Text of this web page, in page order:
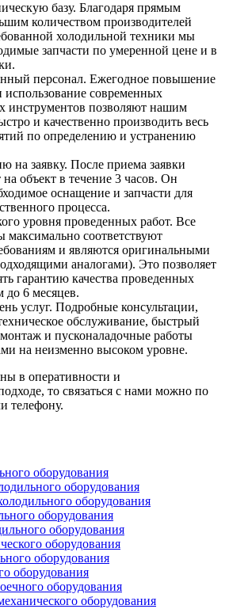
базу. Благодаря прямым
количеством производителей
холодильной техники мы
запчасти по умеренной цене и в
персонал. Ежегодное повышение
современных
инструментов позволяют нашим
и качественно производить весь
по определению и устранению
на заявку. После приема заявки
на объект в течение 3 часов. Он
оснащение и запчасти для
процесса.
уровня проведенных работ. Все
максимально соответствуют
и являются оригинальными
аналогами). Это позволяет
гарантию качества проведенных
до 6 месяцев.
услуг. Подробные консультации,
обслуживание, быстрый
и пусконаладочные работы
на неизменно высоком уровне.
в оперативности и
то связаться с нами можно по
телефону.
оборудования
оборудования
оборудования
оборудования
оборудования
оборудования
оборудования
оборудования
оборудования
оборудования